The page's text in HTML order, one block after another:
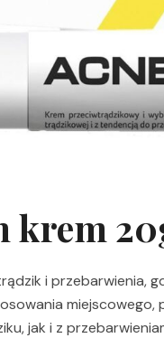
krem
i przebarwienia,
miejscowego,
jak i z